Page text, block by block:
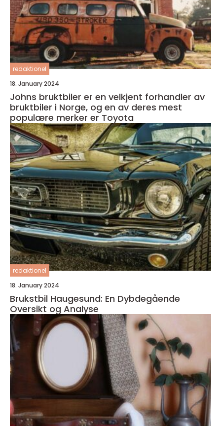
redaktionel
18. January 2024
Johns bruktbiler er en velkjent forhandler av
bruktbiler i Norge, og en av deres mest
populære merker er Toyota
redaktionel
18. January 2024
Brukstbil Haugesund: En Dybdegående
Oversikt og Analyse